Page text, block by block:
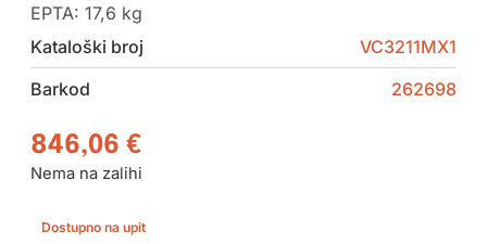
EPTA: 17,6 kg
Kataloški broj
VC3211MX1
Barkod
262698
846,06 €
Nema na zalihi
Dostupno na upit